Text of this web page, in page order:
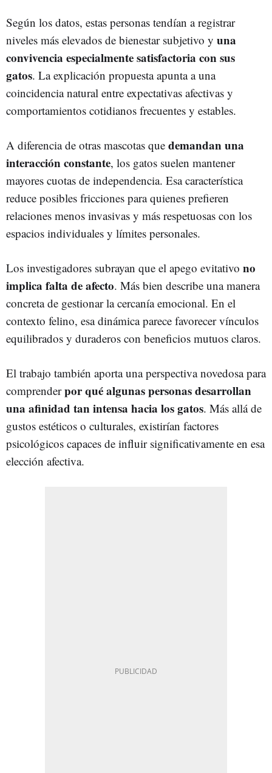
Según los datos, estas personas tendían a registrar
niveles más elevados de bienestar subjetivo y una
convivencia especialmente satisfactoria con sus
gatos. La explicación propuesta apunta a una
coincidencia natural entre expectativas afectivas y
comportamientos cotidianos frecuentes y estables.
A diferencia de otras mascotas que demandan una
interacción constante, los gatos suelen mantener
mayores cuotas de independencia. Esa característica
reduce posibles fricciones para quienes prefieren
relaciones menos invasivas y más respetuosas con los
espacios individuales y límites personales.
Los investigadores subrayan que el apego evitativo no
implica falta de afecto. Más bien describe una manera
concreta de gestionar la cercanía emocional. En el
contexto felino, esa dinámica parece favorecer vínculos
equilibrados y duraderos con beneficios mutuos claros.
El trabajo también aporta una perspectiva novedosa para
comprenderpor qué algunas personas desarrollan
una afinidad tan intensa hacia los gatos. Más allá de
gustos estéticos o culturales, existirían factores
psicológicos capaces de influir significativamente en esa
elección afectiva.